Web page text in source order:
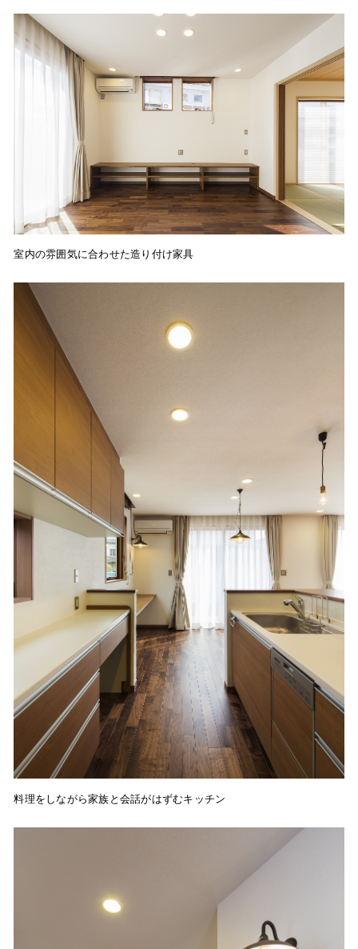
室内の雰囲気に合わせた造り付け家具
料理をしながら家族と会話がはずむキッチン